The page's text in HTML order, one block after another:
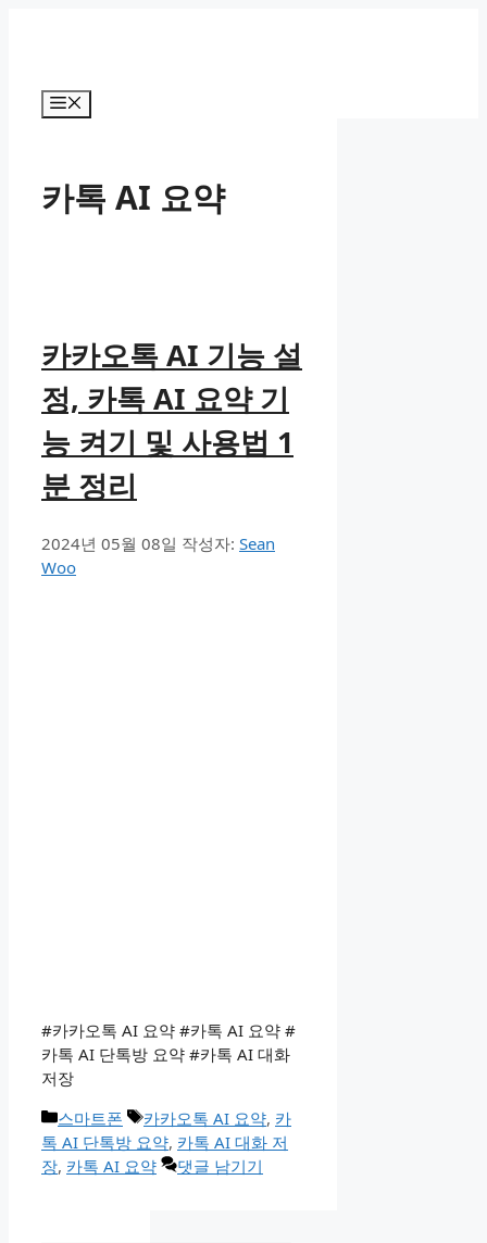
카톡 AI 요약
카카오톡 AI 기능 설
정, 카톡 AI 요약 기
능 켜기 및 사용법 1
분 정리
2024년 05월 08일 작성자: Sean
Woo